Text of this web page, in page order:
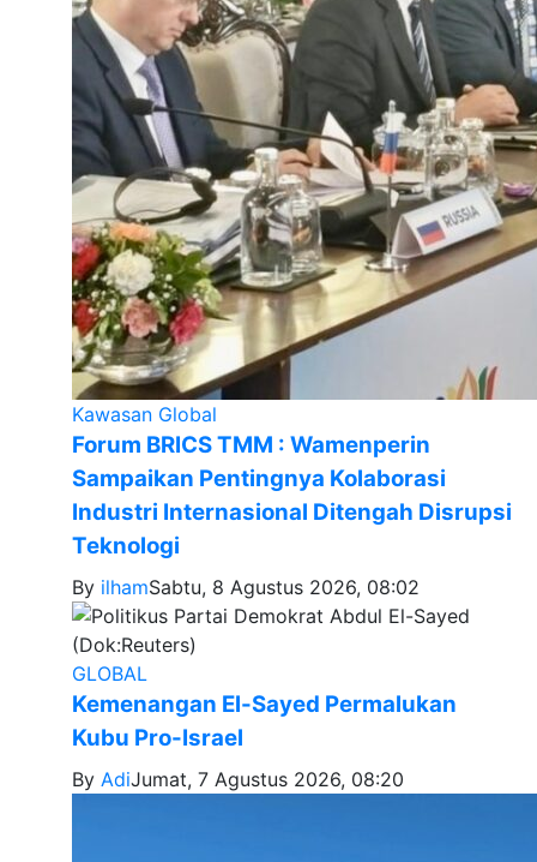
Kawasan Global
Forum BRICS TMM : Wamenperin
Sampaikan Pentingnya Kolaborasi
Industri Internasional Ditengah Disrupsi
Teknologi
By ilhamSabtu, 8 Agustus 2026, 08:02
GLOBAL
Kemenangan El-Sayed Permalukan
Kubu Pro-Israel
By AdiJumat, 7 Agustus 2026, 08:20